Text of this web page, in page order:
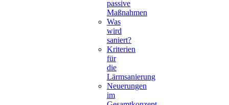
passive
Maßnahmen
Was
wird
saniert?
Kriterien
für
die
Lärmsanierung
Neuerungen
im